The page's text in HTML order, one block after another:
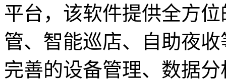
平台，该软件提供全方
管、智能巡店、自助夜
完善的设备管理、数据